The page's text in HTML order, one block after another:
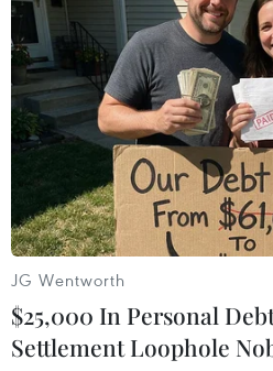
làm từ thiện, trao quà và
được cho là gặp oan ức,
phản ánh sai phạm của
việc trái chiều liên quan
ô nhiễm môi trường…/.
JG Wentworth
$25,000 In Personal
Settlement Loophole